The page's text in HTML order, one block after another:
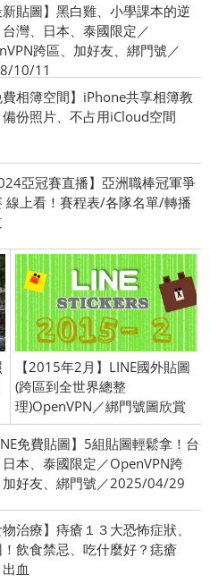
新貼圖】黑白雞、小學課本的逆
灣、日本、泰國限定／
跨區、加好友、綁門號／
10/11
費相簿空間】iPhone共享相簿教
份照片、不占用iCloud空間
亞冠賽直播】亞洲職棒冠軍爭
線上看！賽程表/各隊名單/轉播
【2015年2月】LINE國外貼圖
(跨區到全世界總整
理)OpenVPN／綁門號圖欣賞
免費貼圖】5組貼圖輕鬆拿！台
本、泰國限定／OpenVPN跨
加好友、綁門號／2025/04/29
物治療】痔瘡１３大恐怖症狀、
！飲食禁忌、吃什麼好？痣瘡
血